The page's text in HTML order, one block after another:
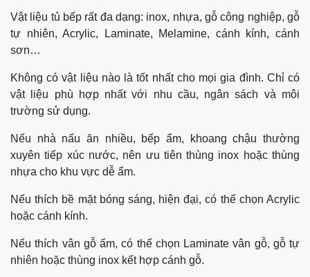
Vật liệu tủ bếp rất đa dạng: inox, nhựa, gỗ công nghiệp, gỗ
tự nhiên, Acrylic, Laminate, Melamine, cánh kính, cánh
sơn…
Không có vật liệu nào là tốt nhất cho mọi gia đình. Chỉ có
vật liệu phù hợp nhất với nhu cầu, ngân sách và môi
trường sử dụng.
Nếu nhà nấu ăn nhiều, bếp ẩm, khoang chậu thường
xuyên tiếp xúc nước, nên ưu tiên thùng inox hoặc thùng
nhựa cho khu vực dễ ẩm.
Nếu thích bề mặt bóng sáng, hiện đại, có thể chọn Acrylic
hoặc cánh kính.
Nếu thích vân gỗ ấm, có thể chọn Laminate vân gỗ, gỗ tự
nhiên hoặc thùng inox kết hợp cánh gỗ.